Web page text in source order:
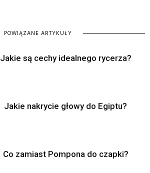
POWIĄZANE ARTYKUŁY
Jakie są cechy idealnego rycerza?
Jakie nakrycie głowy do Egiptu?
Co zamiast Pompona do czapki?